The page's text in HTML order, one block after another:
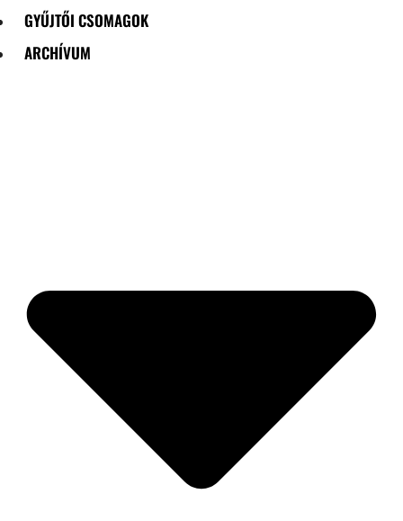
GYŰJTŐI CSOMAGOK
ARCHÍVUM